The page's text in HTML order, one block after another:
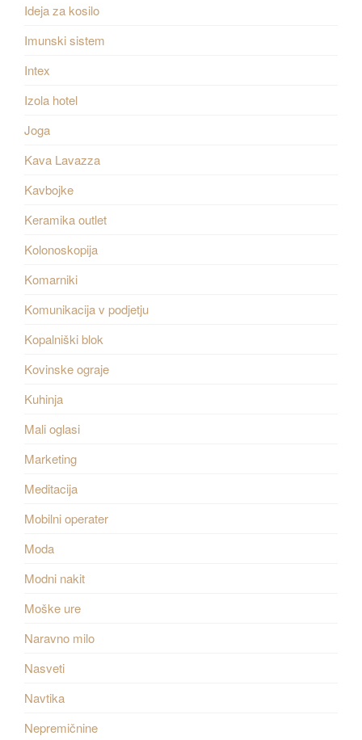
Ideja za kosilo
Imunski sistem
Intex
Izola hotel
Joga
Kava Lavazza
Kavbojke
Keramika outlet
Kolonoskopija
Komarniki
Komunikacija v podjetju
Kopalniški blok
Kovinske ograje
Kuhinja
Mali oglasi
Marketing
Meditacija
Mobilni operater
Moda
Modni nakit
Moške ure
Naravno milo
Nasveti
Navtika
Nepremičnine